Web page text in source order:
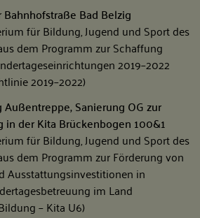
Bad Belzig
für Bildung, Jugend und Sport des
dem Programm zur Schaffung
2019–2022
2019–2022)
Sanierung OG zur
in der Kita Brückenbogen 100&1
für Bildung, Jugend und Sport des
dem Programm zur Förderung von
Ausstattungsinvestitionen in
im Land
– Kita U6)